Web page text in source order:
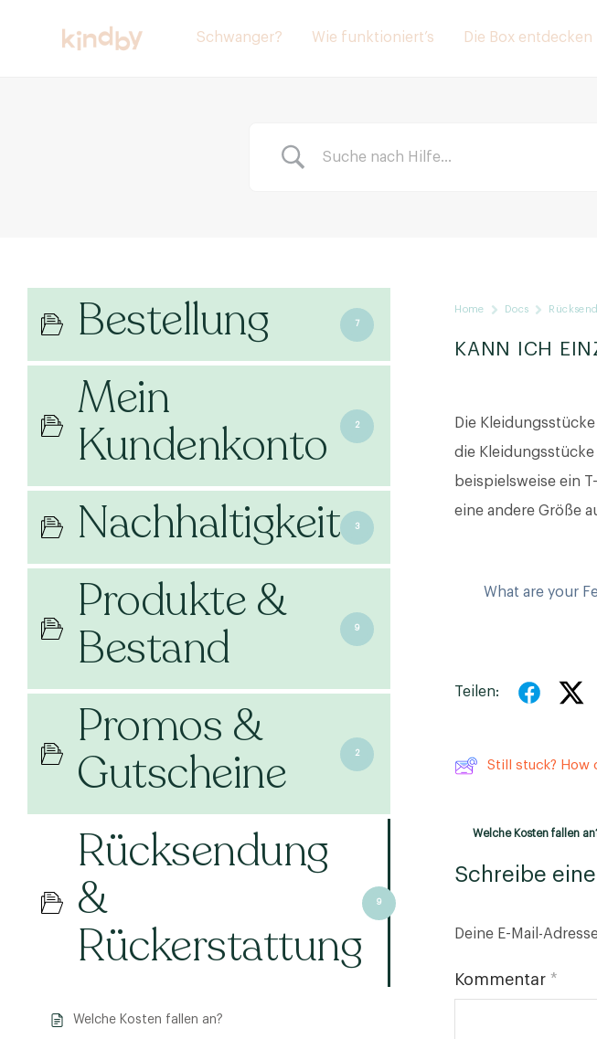
Schwanger? Wie funktioniert’s Die Box entdecken
Bestellung 7
Mein
Kundenkonto
2
Nachhaltigkeit 3
Produkte &
Bestand
9
Promos &
Gutscheine
2
Rücksendung
&
Rückerstattung
9
Welche Kosten fallen an?
Home Docs
KANN ICH
Die
die
beispielsweise ein
eine andere Größe
What are your
Teilen:
Still stuck? How
Welche Kosten fallen
Schreibe
Deine E-Mail-
Kommentar*